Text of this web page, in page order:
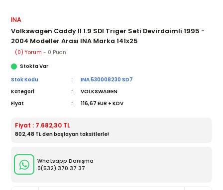
INA
Volkswagen Caddy II 1.9 SDI Triger Seti Devirdaimli 1995 -
2004 Modeller Arası INA Marka 141x25
(0) Yorum - 0 Puan
Stokta Var
Stok Kodu
INA 530008230 SD7
Kategori
VOLKSWAGEN
Fiyat
116,67 EUR + KDV
Fiyat : 7.682,30 TL
802,48 TL den başlayan taksitlerle!
Whatsapp Danışma
0(532) 370 37 37